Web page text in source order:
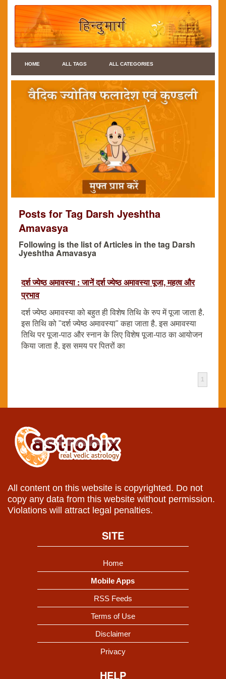
HOME ALL TAGS ALL CATEGORIES
Posts for Tag Darsh Jyeshtha
Amavasya
Following is the list of Articles in the tag Darsh
Jyeshtha Amavasya
दर्श ज्येष्ठ अमावस्या : जानें दर्श ज्येष्ठ अमावस्या पूजा, महत्व और
प्रभाव
दर्श ज्येष्ठ अमावस्या को बहुत ही विशेष तिथि के रुप में पूजा जाता है.
इस तिथि को "दर्श ज्येष्ठ अमावस्या" कहा जाता है. इस अमावस्या
तिथि पर पूजा-पाठ और स्नान के लिए विशेष पूजा-पाठ का आयोजन
किया जाता है. इस समय पर पितरों का
1
All content on this website is copyrighted. Do not
copy any data from this website without permission.
Violations will attract legal penalties.
SITE
Home
Mobile Apps
RSS Feeds
Terms of Use
Disclaimer
Privacy
HELP